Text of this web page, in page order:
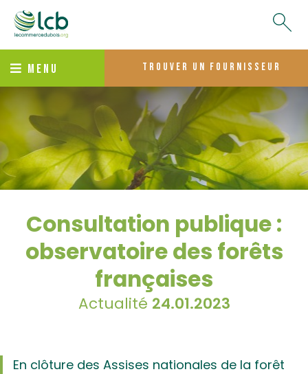
MENU trouver un fournisseur
Consultation publique :
observatoire des forêts
françaises
Actualité 24.01.2023
En clôture des Assises nationales de la forêt